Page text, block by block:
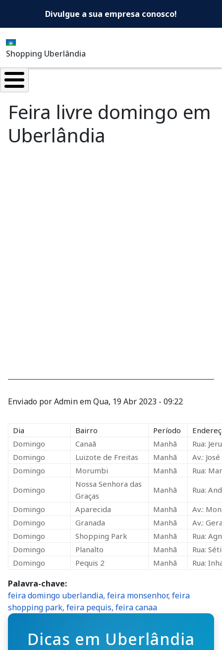
Shopping Uberlândia -
Divulgue a sua empresa conosco!
Shopping Uberlândia
Feira livre domingo em
Uberlândia
Enviado porAdminemQua, 19 Abr 2023 - 09:22
Dia Bairro Período
Domingo
Canaã Manhã
Rua:
Domingo
Luizote de Freitas Manhã
Av.:
Domingo
Morumbi Manhã
Rua:
Domingo
Nossa Senhora das
Graças
Manhã
Rua:
Domingo
Aparecida Manhã
Av.:
Domingo
Granada Manhã
Av.:
Domingo
Shopping Park Manhã
Rua:
Domingo
Planalto Manhã
Rua:
Domingo
Pequis 2 Manhã Rua:
Palavra-chave
feira domingo uberlandia, feira monsenhor, feira
shopping park, feira pequis, feira canaa
Dicas em Uberlândia